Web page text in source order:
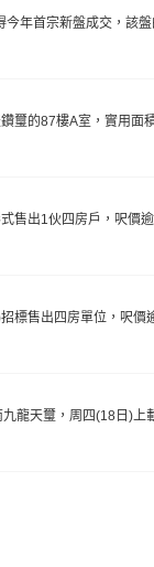
年首宗新盤成交，該
璽的87樓A室，實用面
售出1伙四房戶，呎價
標售出四房單位，呎價
龍天璽，周四(18日)上